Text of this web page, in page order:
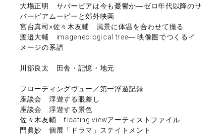
大場正明 サバービアは今も憂鬱か―ゼロ年代以降のサ
バービアムービーと郊外映画
宮台真司×佐々木友輔 風景に体温を合わせて撮る
渡邉大輔 imageneological tree― 映像圏でつくるイ
メージの系譜
川部良太 田舎・記憶・地元
フローティングヴュー／第一浮遊記録
座談会 浮遊する眼差し
座談会 浮遊する景色
佐々木友輔 floating viewアーティストファイル
門眞妙 個展「ドラマ」ステイトメント